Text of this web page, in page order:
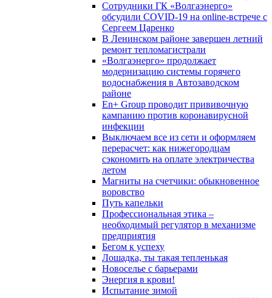
Сотрудники ГК «Волгаэнерго»
обсудили COVID-19 на online-встрече с
Сергеем Царенко
В Ленинском районе завершен летний
ремонт тепломагистрали
«Волгаэнерго» продолжает
модернизацию системы горячего
водоснабжения в Автозаводском
районе
En+ Group проводит прививочную
кампанию против коронавирусной
инфекции
Выключаем все из сети и оформляем
перерасчет: как нижегородцам
сэкономить на оплате электричества
летом
Магниты на счетчики: обыкновенное
воровство
Путь капельки
Профессиональная этика –
необходимый регулятор в механизме
предприятия
Бегом к успеху
Лошадка, ты такая тепленькая
Новоселье с барьерами
Энергия в крови!
Испытание зимой